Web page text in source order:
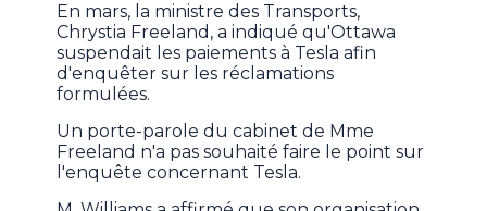
En mars, la ministre des Transports,
Chrystia Freeland, a indiqué qu'Ottawa
suspendait les paiements à Tesla afin
d'enquêter sur les réclamations
formulées.
Un porte-parole du cabinet de Mme
Freeland n'a pas souhaité faire le point sur
l'enquête concernant Tesla.